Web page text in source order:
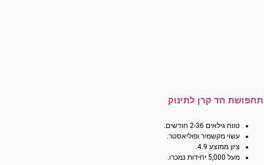
תחפושת חד קרן לתינוק
טווח גילאים 2-36 חודשים.
עשוי מקשמיר ופוליאסטר.
ציון ממוצע 4.9.
מעל 5,000 יחידות נמכרו.